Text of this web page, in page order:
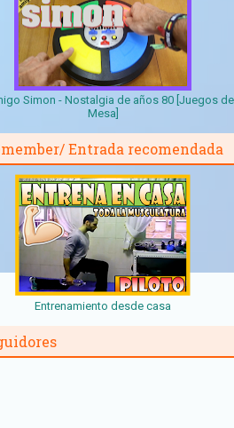
Simon - Nostalgia de años 80 [Juegos de
Mesa]
Entrada recomendada
Entrenamiento desde casa